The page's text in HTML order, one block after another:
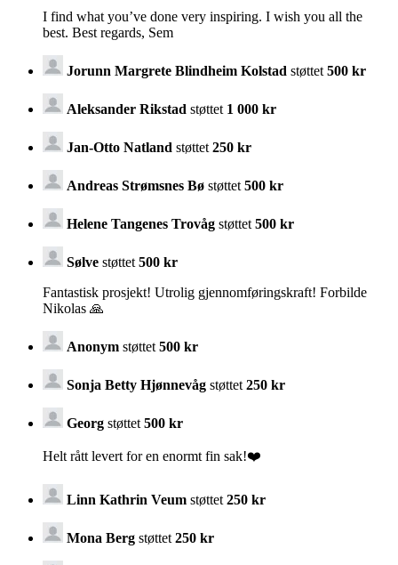
I find what you’ve done very inspiring. I wish you all the
best. Best regards, Sem
Jorunn Margrete Blindheim Kolstad støttet 500 kr
Aleksander Rikstad støttet 1 000 kr
Jan-Otto Natland støttet 250 kr
Andreas Strømsnes Bø støttet 500 kr
Helene Tangenes Trovåg støttet 500 kr
Sølve støttet 500 kr
Fantastisk prosjekt! Utrolig gjennomføringskraft! Forbilde
Nikolas 🙏
Anonym støttet 500 kr
Sonja Betty Hjønnevåg støttet 250 kr
Georg støttet 500 kr
Helt rått levert for en enormt fin sak!❤️
Linn Kathrin Veum støttet 250 kr
Mona Berg støttet 250 kr